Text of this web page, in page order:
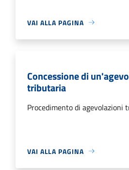
VAI ALLA PAGINA
Concessione di
tributaria
Procedimento di agevolazioni
VAI ALLA PAGINA